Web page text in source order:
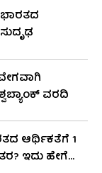
ವರದಿ
ಆರ್ಥಿಕತೆಗೆ 1
ಇದು ಹೇಗೆ